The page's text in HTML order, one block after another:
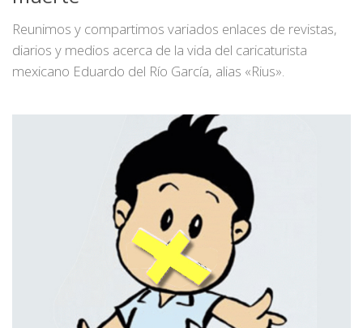
Reunimos y compartimos variados enlaces de revistas,
diarios y medios acerca de la vida del caricaturista
mexicano Eduardo del Río García, alias «Rius».